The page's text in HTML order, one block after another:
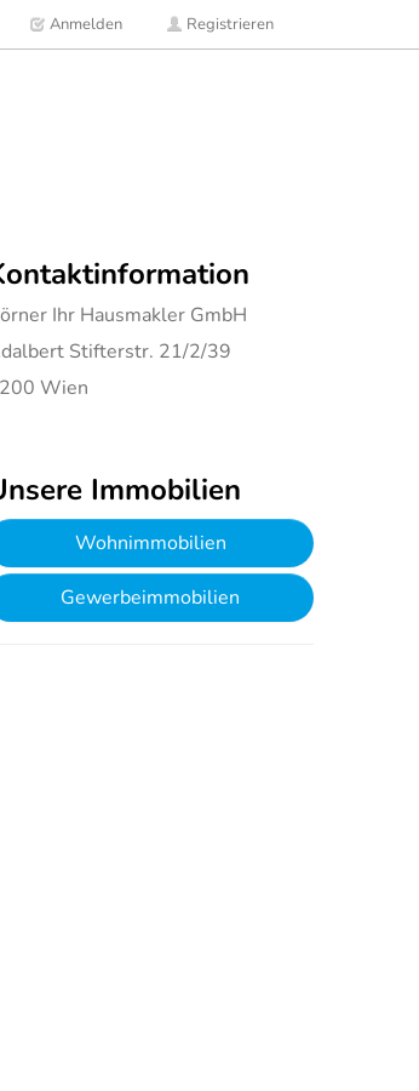
Anmelden Registrieren
Ihr Hausmakler GmbH
Stifterstr. 21/2/39
Wien
Immobilien
Wohnimmobilien
Gewerbeimmobilien